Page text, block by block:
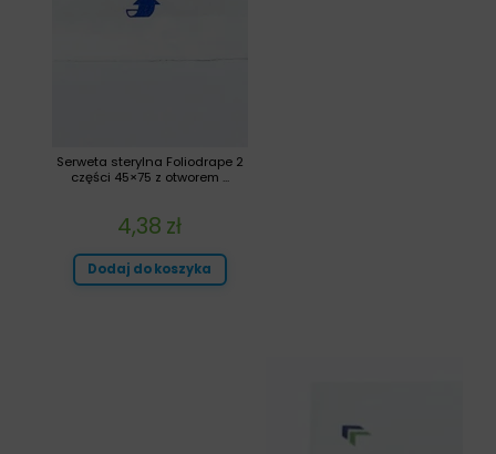
Serweta sterylna Foliodrape 2
części 45×75 z otworem ...
4,38 zł
Dodaj do koszyka